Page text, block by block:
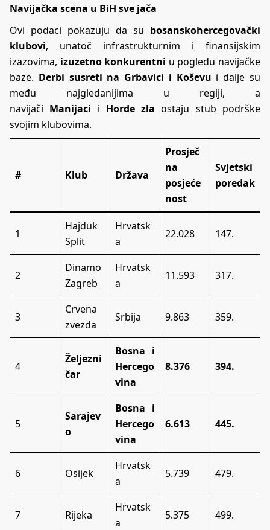
Navijačka scena u BiH sve jača
Ovi podaci pokazuju da su bosanskohercegovački
klubovi, unatoč infrastrukturnim i finansijskim
izazovima, izuzetno konkurentni u pogledu navijačke
baze. Derbi susreti na Grbavici i Koševu i dalje su
među najgledanijima u regiji, a
navijači Manijaci i Horde zla ostaju stub podrške
svojim klubovima.
# Klub Država
Prosječ
na
posjeće
nost
Svjetski
poredak
1
Hajduk
Split
Hrvatsk
a
22.028 147.
2
Dinamo
Zagreb
Hrvatsk
a
11.593 317.
3
Crvena
zvezda
Srbija 9.863 359.
4
Željezni
čar
Bosna i
Hercego
vina
8.376 394.
5
Sarajev
o
Bosna i
Hercego
vina
6.613 445.
6 Osijek
Hrvatsk
a
5.739 479.
7 Rijeka
Hrvatsk
a
5.375 499.